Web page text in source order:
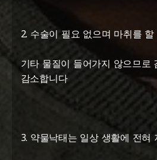
2. 수술이 필요 없으며 마취를
기타 물질이 들어가지 않으므로
감소합니다
3. 약물낙태는 일상 생활에 전혀